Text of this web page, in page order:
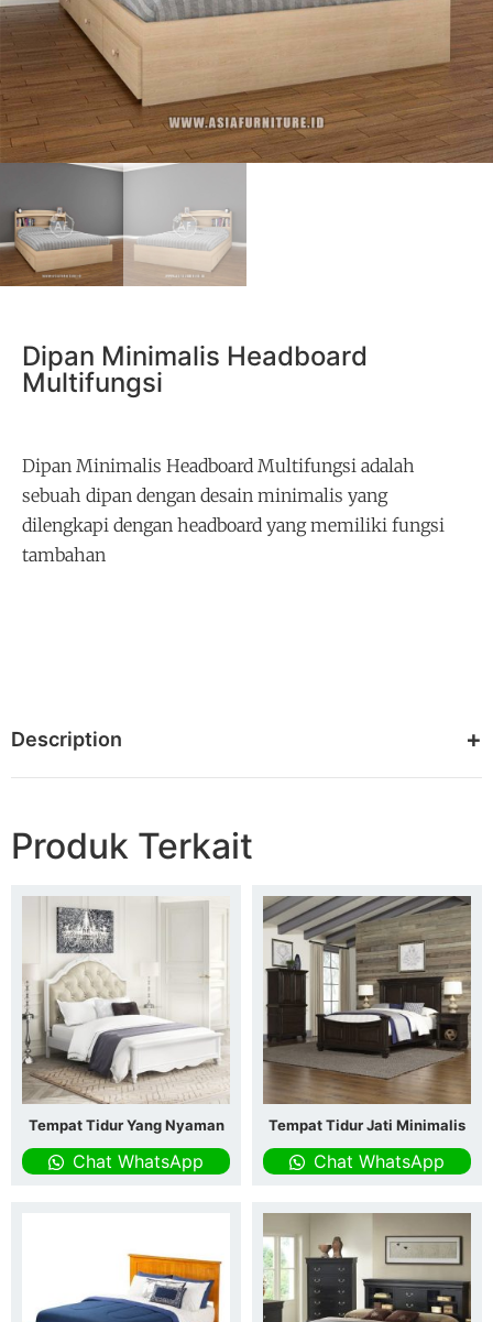
Dipan Minimalis Headboard
Multifungsi
Dipan Minimalis Headboard Multifungsi adalah
sebuah dipan dengan desain minimalis yang
dilengkapi dengan headboard yang memiliki fungsi
tambahan
Description
Produk Terkait
Tempat Tidur Yang Nyaman
Chat WhatsApp
Tempat Tidur Jati Minimalis
Chat WhatsApp